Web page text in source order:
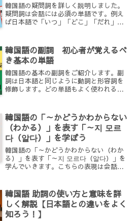
韓国語の疑問詞を詳しく説明しました。
疑問詞は会話には必須の単語です。例え
ば日本語で「いつ」「どこ」「だれ」
게」といった単語にあたります。例文も
みながら具体的に覚えていきましょう。
韓国語の副詞 初心者が覚えるべ
き基本の単語
韓国語の基本の副詞をご紹介します。副
詞は日本語と同じように動詞と形容詞を
修飾します。どの単語もよく使われるも
よって文章がより自然で豊かな表現にな
ります。
韓国語の「～かどうかわからない
（わかる）」を表す「～지 모르
다（알다）」を学ぼう
韓国語の「～かどうかわからない（わか
る）」を表す「～지 모르다（알다）」を
学んでいきます。こちらの表現は会話で
韓国語 助詞の使い方と意味を詳
しく解説【日本語との違いをよく
知ろう！】